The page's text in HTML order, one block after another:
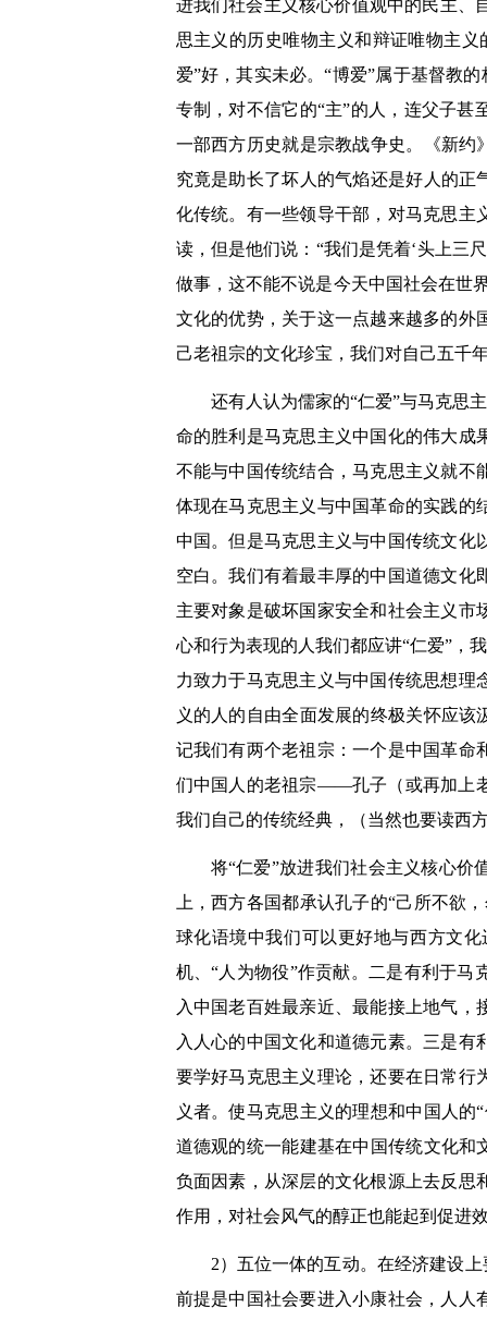
进我们社会主义核心价值观中的民主、
思主义的历史唯物主义和辩证唯物主
爱”好，其实未必。“博爱”属于基督教
专制，对不信它的“主”的人，连父子
一部西方历史就是宗教战争史。《新约
究竟是助长了坏人的气焰还是好人的正
化传统。有一些领导干部，对马克思主
读，但是他们说：“我们是凭着‘头上三
做事，这不能不说是今天中国社会在世
文化的优势，关于这一点越来越多的外
己老祖宗的文化珍宝，我们对自己五千
还有人认为儒家的“仁爱”与马克思
命的胜利是马克思主义中国化的伟大成
不能与中国传统结合，马克思主义就不
体现在马克思主义与中国革命的实践的
中国。但是马克思主义与中国传统文化
空白。我们有着最丰厚的中国道德文
主要对象是破坏国家安全和社会主义
心和行为表现的人我们都应讲“仁爱”，
力致力于马克思主义与中国传统思想
义的人的自由全面发展的终极关怀应
记我们有两个老祖宗：一个是中国革
们中国人的老祖宗——孔子（或再加上
我们自己的传统经典，（当然也要读西
将“仁爱”放进我们社会主义核心价
上，西方各国都承认孔子的“己所不欲
球化语境中我们可以更好地与西方文
机、“人为物役”作贡献。二是有利于
入中国老百姓最亲近、最能接上地气
入人心的中国文化和道德元素。三是
要学好马克思主义理论，还要在日常行
义者。使马克思主义的理想和中国人
道德观的统一能建基在中国传统文化和
负面因素，从深层的文化根源上去反思
作用，对社会风气的醇正也能起到促进
2）五位一体的互动。 在经济建设
前提是中国社会要进入小康社会，人人